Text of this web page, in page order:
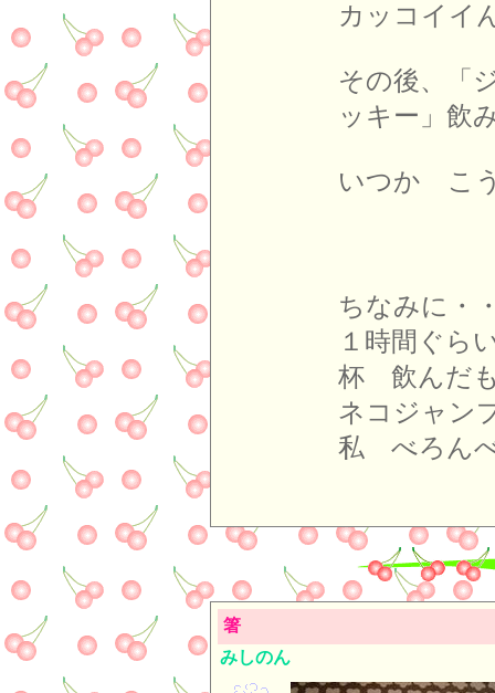
カッコイイ
その後、「
ッキー」飲
いつか こ
ちなみに・
１時間ぐら
杯 飲んだ
ネコジャン
私 べろん
箸
みしのん